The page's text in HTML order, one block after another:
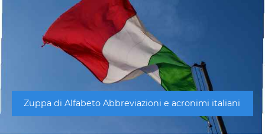
Zuppa di Alfabeto Abbreviazioni e acronimi italiani